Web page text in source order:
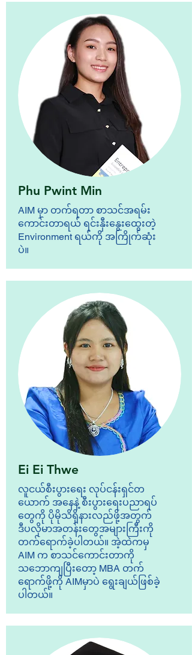
Phu Pwint Min
AIM မှာ တက်ရတာ စာသင်အရမ်း
ကောင်းတာရယ် ရင်းနှီးနွေးထွေးတဲ့
Environment ရယ်ကို အကြိုက်ဆုံး
ပဲ။
Ei Ei Thwe
လူငယ်စီးပွားရေး လုပ်ငန်းရှင်တ
ယောက် အနေနဲ့ စီးပွားရေးပညာရပ်
တွေကို ပိုမိုသိရှိနားလည်ဖို့အတွက်
ဒီပလိုမာအတန်းတွေအများကြီးကို
တက်ရောက်ခဲ့ပါတယ်။ အဲ့ထဲကမှ
AIM က စာသင်ကောင်းတာကို
သဘောကျပြီးတော့ MBA တက်
ရောက်ဖို့ကို AIMမှာပဲ ရွေးချယ်ဖြစ်ခဲ့
ပါတယ်။